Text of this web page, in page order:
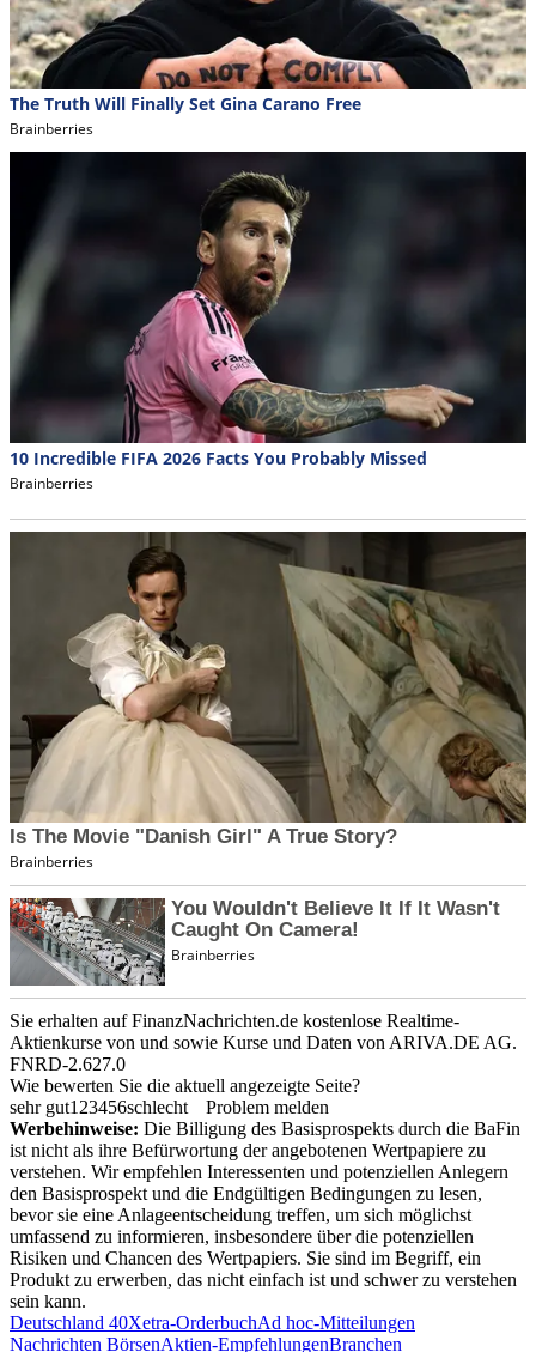
Sie erhalten auf FinanzNachrichten.de kostenlose Realtime-
Aktienkurse von und sowie Kurse und Daten von ARIVA.DE AG.
FNRD-2.627.0
Wie bewerten Sie die aktuell angezeigte Seite?
sehr gut1 23456schlecht
Problem melden
Werbehinweise: Die Billigung des Basisprospekts durch die BaFin
ist nicht als ihre Befürwortung der angebotenen Wertpapiere zu
verstehen. Wir empfehlen Interessenten und potenziellen Anlegern
den Basisprospekt und die Endgültigen Bedingungen zu lesen,
bevor sie eine Anlageentscheidung treffen, um sich möglichst
umfassend zu informieren, insbesondere über die potenziellen
Risiken und Chancen des Wertpapiers. Sie sind im Begriff, ein
Produkt zu erwerben, das nicht einfach ist und schwer zu verstehen
sein kann.
Deutschland 40Xetra-OrderbuchAd hoc-Mitteilungen
Nachrichten BörsenAktien-EmpfehlungenBranchen